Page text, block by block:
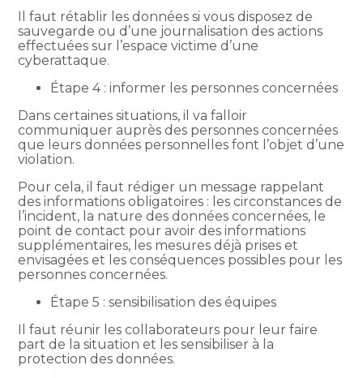
Il faut rétablir les données si vous disposez de
sauvegarde ou d’une journalisation des actions
effectuées sur l’espace victime d’une
cyberattaque.
Étape 4 : informer les personnes concernées
Dans certaines situations, il va falloir
communiquer auprès des personnes concernées
que leurs données personnelles font l’objet d’une
violation.
Pour cela, il faut rédiger un message rappelant
des informations obligatoires : les circonstances de
l’incident, la nature des données concernées, le
point de contact pour avoir des informations
supplémentaires, les mesures déjà prises et
envisagées et les conséquences possibles pour les
personnes concernées.
Étape 5 : sensibilisation des équipes
Il faut réunir les collaborateurs pour leur faire
part de la situation et les sensibiliser à la
protection des données.